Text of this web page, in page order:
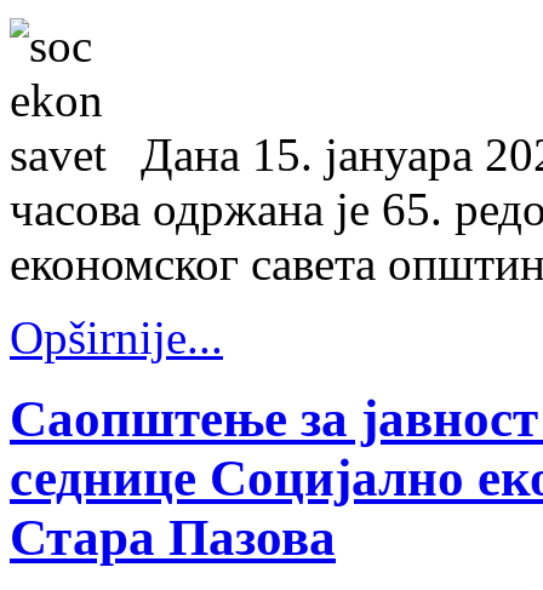
Дана 15. јануара
часова одржана је 65.
економског савета
Opširnije...
Саопштење за
седнице Социјално
Стара Пазова